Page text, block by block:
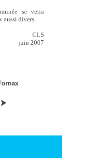
se verra
aussi divers.
CLS
juin 2007